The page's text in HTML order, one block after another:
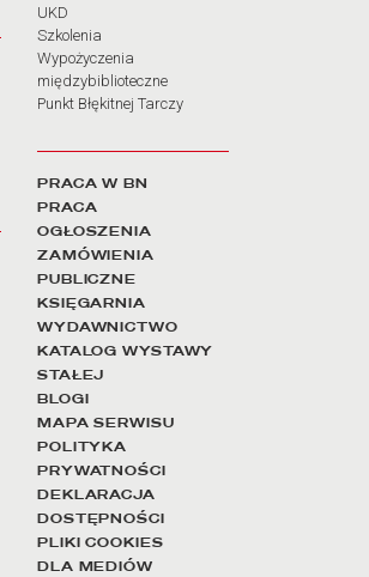
UKD
Szkolenia
Wypożyczenia
międzybiblioteczne
Punkt Błękitnej Tarczy
PRACA W BN
PRACA
OGŁOSZENIA
ZAMÓWIENIA
PUBLICZNE
KSIĘGARNIA
WYDAWNICTWO
KATALOG WYSTAWY
STAŁEJ
BLOGI
MAPA SERWISU
POLITYKA
PRYWATNOŚCI
DEKLARACJA
DOSTĘPNOŚCI
PLIKI COOKIES
DLA MEDIÓW